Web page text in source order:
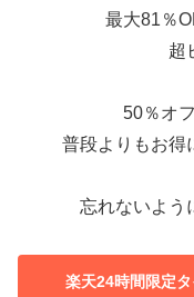
最大81％
超
50％オ
普段よりもお得
忘れないよう
楽天24時間限定